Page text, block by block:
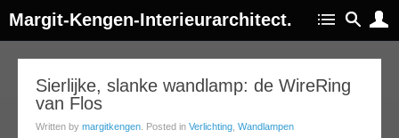
Margit-Kengen-Interieurarchitect.
Sierlijke, slanke wandlamp: de WireRing
van Flos
Written by margitkengen . Posted in Verlichting Wandlampen